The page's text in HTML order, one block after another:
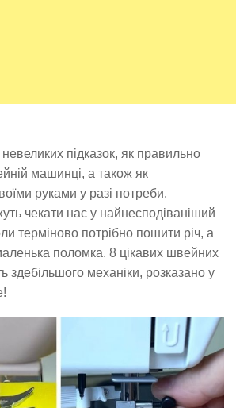
підказок, як правильно
машинці, а також як
руками у разі потреби.
чекати нас у найнесподіваніший
терміново потрібно пошити річ, а
поломка. 8 цікавих швейних
здебільшого механіки, розказано у